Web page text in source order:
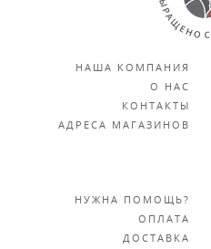
НАША КОМПАНИЯ
О НАС
КОНТАКТЫ
АДРЕСА МАГАЗИНОВ
НУЖНА ПОМОЩЬ?
ОПЛАТА
ДОСТАВКА